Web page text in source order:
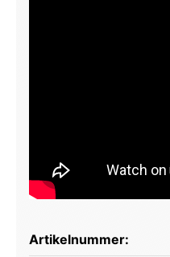
Artikelnummer: